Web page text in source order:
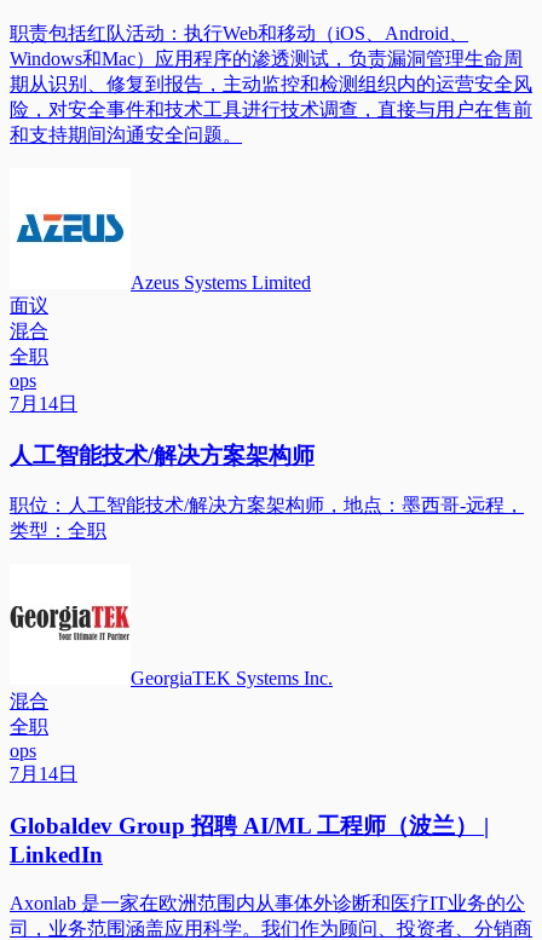
职责包括红队活动：执行Web和移动（iOS、Android、
Windows和Mac）应用程序的渗透测试，负责漏洞管理生命周
期从识别、修复到报告，主动监控和检测组织内的运营安全风
险，对安全事件和技术工具进行技术调查，直接与用户在售前
和支持期间沟通安全问题。
Azeus Systems Limited
面议
混合
全职
ops
7月14日
人工智能技术/解决方案架构师
职位：人工智能技术/解决方案架构师，地点：墨西哥-远程，
类型：全职
GeorgiaTEK Systems Inc.
混合
全职
ops
7月14日
Globaldev Group 招聘 AI/ML 工程师（波兰） |
LinkedIn
Axonlab 是一家在欧洲范围内从事体外诊断和医疗IT业务的公
司，业务范围涵盖应用科学。我们作为顾问、投资者、分销商